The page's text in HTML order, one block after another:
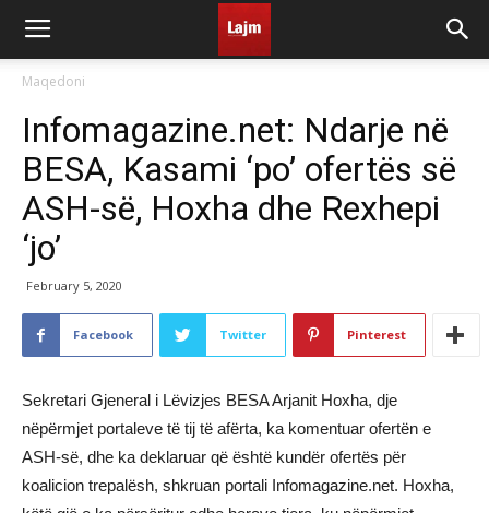
Maqedoni
Infomagazine.net: Ndarje në
BESA, Kasami ‘po’ ofertës së
ASH-së, Hoxha dhe Rexhepi
‘jo’
February 5, 2020
Facebook Twitter Pinterest
Sekretari Gjeneral i Lëvizjes BESA Arjanit Hoxha, dje
nëpërmjet portaleve të tij të afërta, ka komentuar ofertën e
ASH-së, dhe ka deklaruar që është kundër ofertës për
koalicion trepalësh, shkruan portali Infomagazine.net. Hoxha,